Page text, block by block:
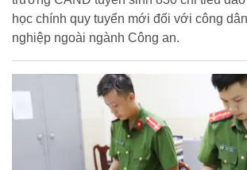
học chính quy tuyển mới đối với công
nghiệp ngoài ngành Công an.